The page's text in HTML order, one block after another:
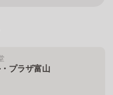
プラザ富山